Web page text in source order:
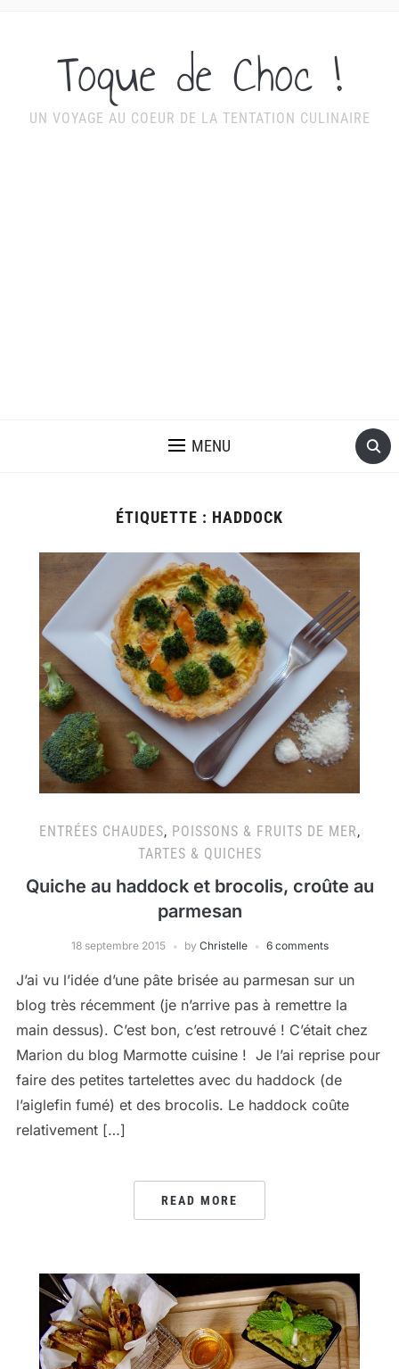
Toque de Choc !
UN VOYAGE AU COEUR DE LA TENTATION CULINAIRE
MENU
ÉTIQUETTE : HADDOCK
ENTRÉES CHAUDES, POISSONS & FRUITS DE MER,
TARTES & QUICHES
Quiche au haddock et brocolis, croûte au
parmesan
18 septembre 2015 by Christelle 6 comments
J’ai vu l’idée d’une pâte brisée au parmesan sur un
blog très récemment (je n’arrive pas à remettre la
main dessus). C’est bon, c’est retrouvé ! C’était chez
Marion du blog Marmotte cuisine ! Je l’ai reprise pour
faire des petites tartelettes avec du haddock (de
l’aiglefin fumé) et des brocolis. Le haddock coûte
relativement […]
READ MORE